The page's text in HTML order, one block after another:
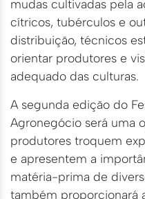
mudas cultivadas pela
cítricos, tubérculos e
distribuição, técnicos
orientar produtores e
adequado das culturas.
A segunda edição do
Agronegócio será uma
produtores troquem
e apresentem a
matéria-prima de
também proporcionará